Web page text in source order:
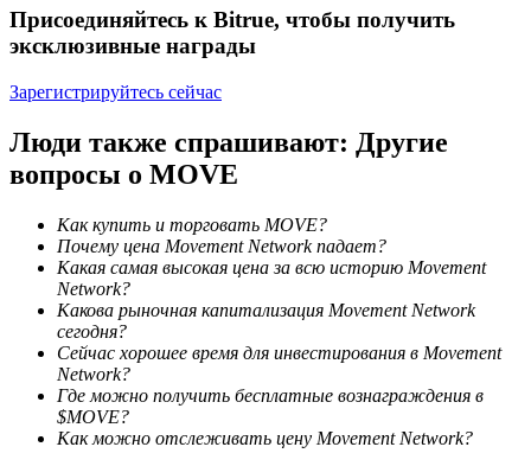
Кредиты
Сервис заимствований, обеспеченных криптовалютой
Присоединяйтесь к Bitrue, чтобы получить
эксклюзивные награды
Зарегистрируйтесь сейчас
Люди также спрашивают: Другие
вопросы о MOVE
Как купить и торговать MOVE?
Почему цена Movement Network падает?
Какая самая высокая цена за всю историю Movement
Network?
Какова рыночная капитализация Movement Network
сегодня?
Сейчас хорошее время для инвестирования в Movement
Network?
Где можно получить бесплатные вознаграждения в
$MOVE?
Как можно отслеживать цену Movement Network?